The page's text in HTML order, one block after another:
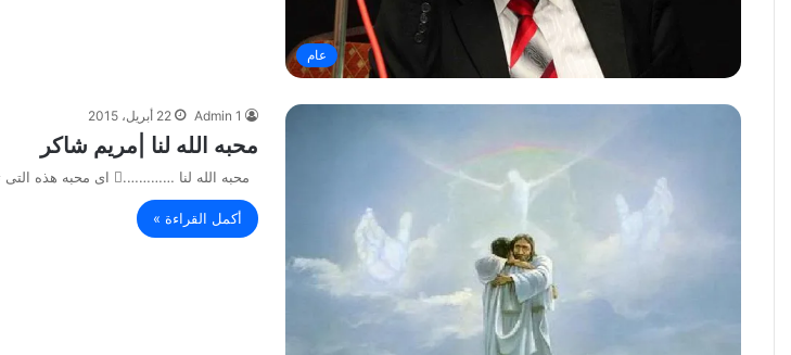
عام
Admin 1 22 أبريل، 2015
محبه الله لنا |مريم شاكر
محبه الله لنا …………. اى محبه هذه التى تقاس بمقدار سِنِيهَا أو قِدِمها وهى فى الاصل اقدم من القدم…
أكمل القراءة »